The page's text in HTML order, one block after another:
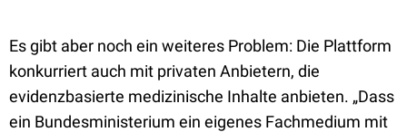
Es gibt aber noch ein weiteres Problem: Die Plattform
konkurriert auch mit privaten Anbietern, die
evidenzbasierte medizinische Inhalte anbieten. „Dass
ein Bundesministerium ein eigenes Fachmedium mit